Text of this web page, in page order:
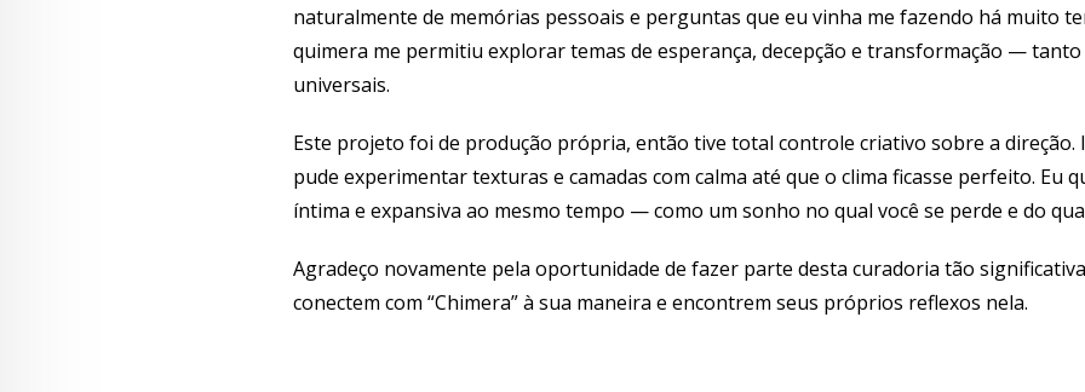
naturalmente de memórias pessoais e perguntas que eu vinha me fazendo há muito
quimera me permitiu explorar temas de esperança, decepção e transformação —
universais.
Este projeto foi de produção própria, então tive total controle criativo sobre a direção.
pude experimentar texturas e camadas com calma até que o clima ficasse perfeito. Eu
íntima e expansiva ao mesmo tempo — como um sonho no qual você se perde e do
Agradeço novamente pela oportunidade de fazer parte desta curadoria tão
conectem com “Chimera” à sua maneira e encontrem seus próprios reflexos nela.